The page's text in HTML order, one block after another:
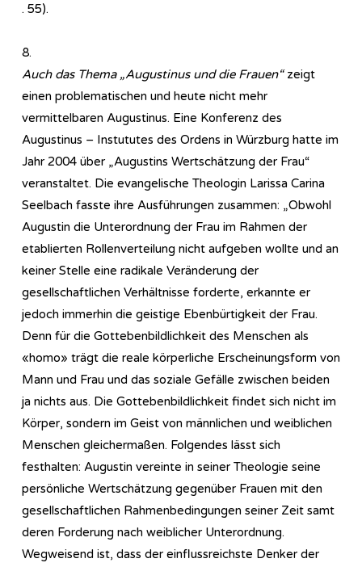
. 55).
8.
Auch das Thema „Augustinus und die Frauen“zeigt
einen problematischen und heute nicht mehr
vermittelbaren Augustinus. Eine Konferenz des
Augustinus – Instututes des Ordens in Würzburg hatte im
Jahr 2004 über „Augustins Wertschätzung der Frau“
veranstaltet. Die evangelische Theologin Larissa Carina
Seelbach fasste ihre Ausführungen zusammen: „Obwohl
Augustin die Unterordnung der Frau im Rahmen der
etablierten Rollenverteilung nicht aufgeben wollte und an
keiner Stelle eine radikale Veränderung der
gesellschaftlichen Verhältnisse forderte, erkannte er
jedoch immerhin die geistige Ebenbürtigkeit der Frau.
Denn für die Gottebenbildlichkeit des Menschen als
«homo» trägt die reale körperliche Erscheinungsform von
Mann und Frau und das soziale Gefälle zwischen beiden
ja nichts aus. Die Gottebenbildlichkeit findet sich nicht im
Körper, sondern im Geist von männlichen und weiblichen
Menschen gleichermaßen. Folgendes lässt sich
festhalten: Augustin vereinte in seiner Theologie seine
persönliche Wertschätzung gegenüber Frauen mit den
gesellschaftlichen Rahmenbedingungen seiner Zeit samt
deren Forderung nach weiblicher Unterordnung.
Wegweisend ist, dass der einflussreichste Denker der